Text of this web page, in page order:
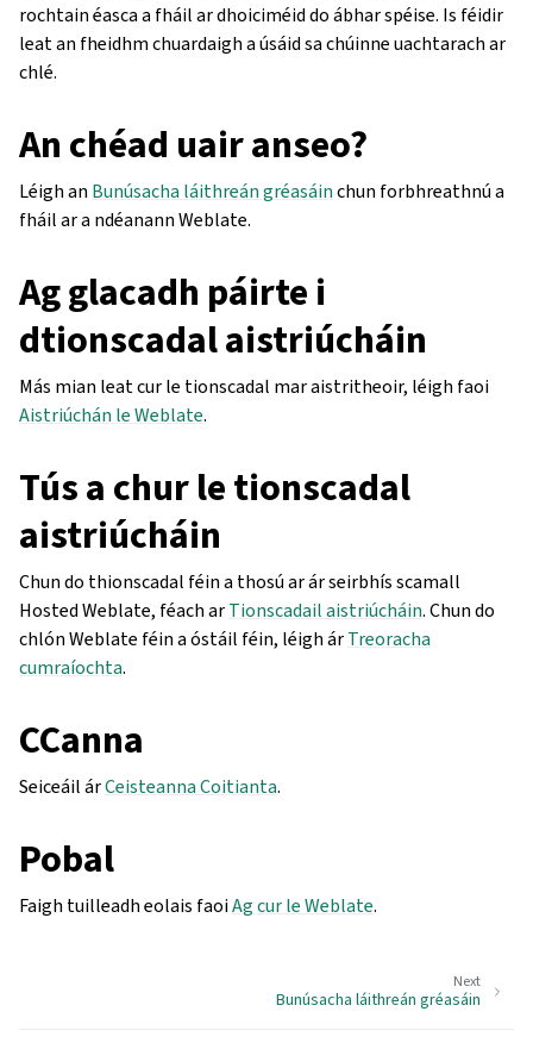
rochtain éasca a fháil ar dhoiciméid do ábhar spéise. Is féidir
leat an fheidhm chuardaigh a úsáid sa chúinne uachtarach ar
chlé.
An chéad uair anseo?
Léigh an Bunúsacha láithreán gréasáinchun forbhreathnú a
fháil ar a ndéanann Weblate.
Ag glacadh páirte i
dtionscadal aistriúcháin
Más mian leat cur le tionscadal mar aistritheoir, léigh faoi
Aistriúchán le Weblate.
Tús a chur le tionscadal
aistriúcháin
Chun do thionscadal féin a thosú ar ár seirbhís scamall
Hosted Weblate, féach arTionscadail aistriúcháin. Chun do
chlón Weblate féin a óstáil féin, léigh árTreoracha
cumraíochta.
CCanna
Seiceáil árCeisteanna Coitianta.
Pobal
Faigh tuilleadh eolais faoiAg cur le Weblate.
Next
Bunúsacha láithreán gréasáin